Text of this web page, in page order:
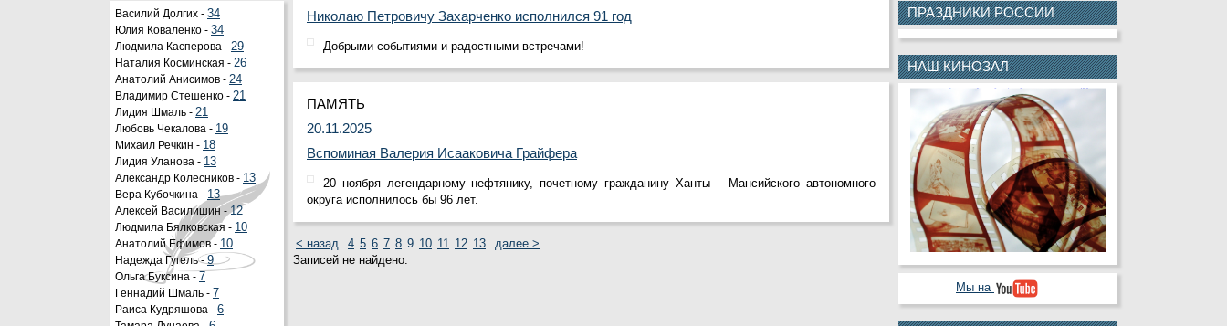
Василий Долгих - 34
Юлия Коваленко - 34
Людмила Касперова - 29
Наталия Косминская - 26
Анатолий Анисимов - 24
Владимир Стешенко - 21
Лидия Шмаль - 21
Любовь Чекалова - 19
Михаил Речкин - 18
Лидия Уланова - 13
Александр Колесников - 13
Вера Кубочкина - 13
Алексей Василишин -12
Людмила Бялковская - 10
Анатолий Ефимов - 10
Надежда Гугель -9
Ольга Буксина - 7
Геннадий Шмаль - 7
Раиса Кудряшова - 6
4 АВГУСТА М.Ю.Клещева
4 АВГУСТА Т.Н.Насолдина
4 АВГУСТА Д.В.Шевчук
5 АВГУСТА В.А.Деньгин
5 АВГУСТА Н.Ю.Лаврентьева
5 АВГУСТА А.Ю.Колесникова
5 АВГУСТА В.П.Криулин
5 АВГУСТА В.В.Черкашин
6 АВГУСТА С.Н.Кабаев
6 АВГУСТА А.Ю.Назарова
ПРАЗДНИКИ РОССИИ
НАШ КИНОЗАЛ
Мы на
Николаю Петровичу Захарченко исполнился 91 год
Добрыми событиями и радостными встречами!
ПАМЯТЬ
20.11.2025
Вспоминая Валерия Исааковича Грайфера
20 ноября легендарному нефтянику, почетному гражданину Ханты – Мансийского автономного
округа исполнилось бы 96 лет.
< назад 4 5 6 7 8 9 10 11 12 13
далее >
Записей не найдено.